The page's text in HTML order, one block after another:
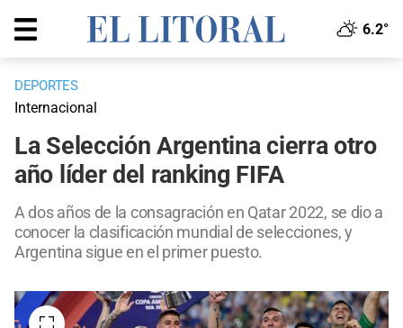
6.2°
DEPORTES
Internacional
La Selección Argentina cierra otro
año líder del ranking FIFA
A dos años de la consagración en Qatar 2022, se dio a
conocer la clasificación mundial de selecciones, y
Argentina sigue en el primer puesto.